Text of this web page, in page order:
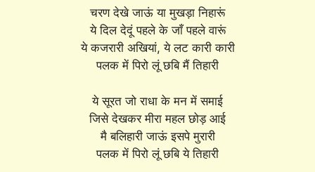
चरण देखे जाऊं या मुखड़ा निहारूं
ये दिल देदूं पहले के जाँ पहले वारूं
ये कजरारी अखियां, ये लट कारी कारी
पलक में पिरो लूं छबि मैं तिहारी
ये सूरत जो राधा के मन में समाई
जिसे देखकर मीरा महल छोड़ आई
मै बलिहारी जाऊं इसपे मुरारी
पलक में पिरो लूं छबि ये तिहारी